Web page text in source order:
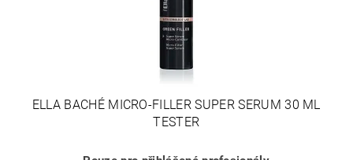
ELLA BACHÉ MICRO-FILLER SUPER SERUM 30 ML
TESTER